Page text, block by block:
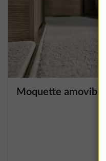
Moquette amovible